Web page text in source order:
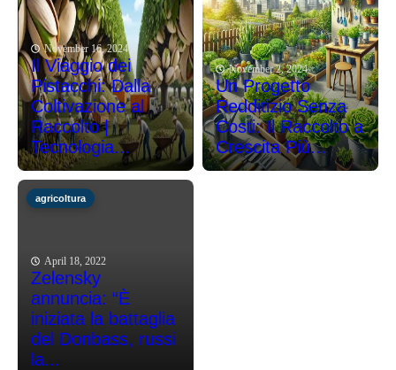
November 16, 2024
Il Viaggio dei
Pistacchi: Dalla
Coltivazione al
Raccolto |
Tecnologia...
November 2, 2024
Un Progetto
Redditizio Senza
Costi: Il Raccolto a
Crescita Più...
agricoltura
April 18, 2022
Zelensky
annuncia: “È
iniziata la battaglia
del Donbass, russi
la...